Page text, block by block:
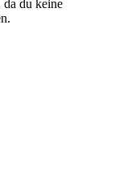
du keine